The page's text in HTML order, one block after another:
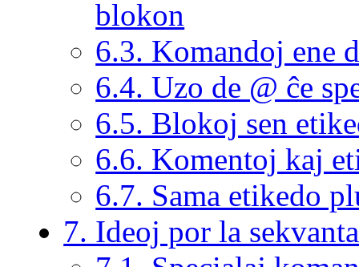
blokon
6.3. Komandoj ene
6.4. Uzo de @ ĉe
6.5. Blokoj sen
6.6. Komentoj kaj
6.7. Sama etikedo
7. Ideoj por la